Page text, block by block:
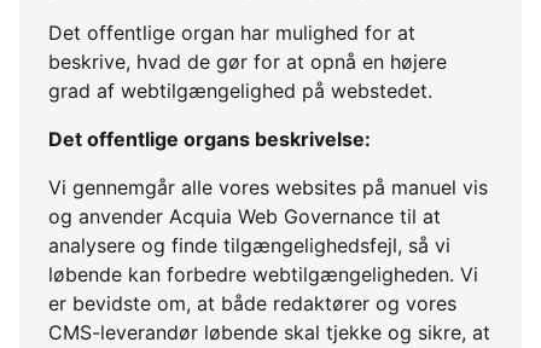
Det offentlige organ har mulighed for at
beskrive, hvad de gør for at opnå en højere
grad af webtilgængelighed på webstedet.
Det offentlige organs beskrivelse:
Vi gennemgår alle vores websites på manuel vis
og anvender Acquia Web Governance til at
analysere og finde tilgængelighedsfejl, så vi
løbende kan forbedre webtilgængeligheden. Vi
er bevidste om, at både redaktører og vores
CMS-leverandør løbende skal tjekke og sikre, at